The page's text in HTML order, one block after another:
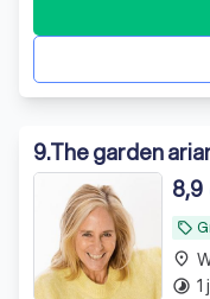
9.The garden
local_offer
8,9
place
timelapse 1